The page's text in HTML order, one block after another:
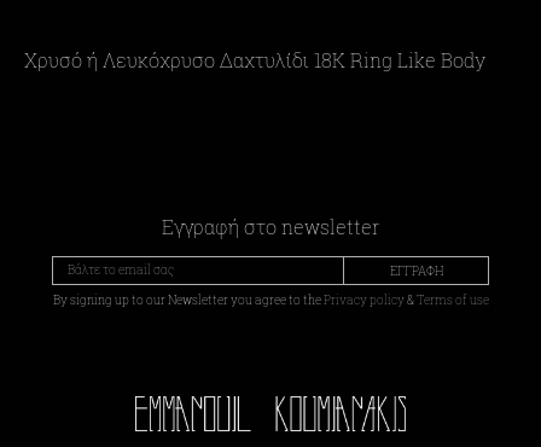
Χρυσό ή Λευκόχρυσο Δαχτυλίδι 18Κ Ring Like Body
Εγγραφή στο newsletter
ΕΓΓΡΑΦΗ
By signing up to our Newsletter you agree to thePrivacy policy&Terms of use